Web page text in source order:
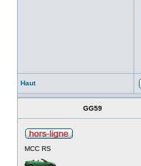
Haut
GG59
MCC RS